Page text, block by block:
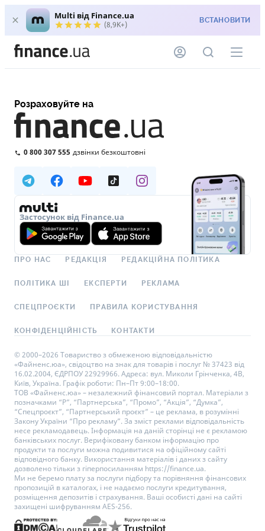
Multi від Finance.ua
(8,9K+) ВСТАНОВИТИ
Розраховуйте на
0 800 307 555 дзвінки безкоштовні
Застосунок від Finance.ua
ПРО НАС РЕДАКЦІЯ РЕДАКЦІЙНА ПОЛІТИКА
ПОЛІТИКА ШІ ЕКСПЕРТИ РЕКЛАМА
СПЕЦПРОЄКТИ ПРАВИЛА КОРИСТУВАННЯ
КОНФІДЕНЦІЙНІСТЬ КОНТАКТИ
© 2000–2026 Товариство з обмеженою відповідальністю
«Файненс.юа», свідоцтво на знак для товарів і послуг № 37423 від
16.02.2004, ЄДРПОУ 22929966. Адреса: вул. Миколи Грінченка, 4В,
Київ, Україна. Графік роботи: Пн–Пт 9:00–18:00.
ТОВ «Файненс.юа» – незалежний фінансовий портал. Матеріали з
позначками “Р”, “Партнерська”, “Промо”, “Акція”, “Думка”,
“Спецпроєкт”, “Партнерський проєкт” – це реклама, в розумінні
Закону України “Про рекламу”. За зміст реклами відповідальність
несе рекламодавець. Інформація на даній сторінці не є рекламою
банківських послуг. Верифіковану банком інформацію про
продукти та послуги можна подивитися на офіційному сайті
відповідного банку. Використання матеріалів і даних з сайту
дозволено тільки з гіперпосиланням https://finance.ua.
Ми не беремо плату за послуги підбору та порівняння фінансових
пропозицій в каталогах, і не надаємо послуги кредитування,
розміщення депозитів і страхування. Ваші особисті дані на сайті
захищені шифруванням AES-256.